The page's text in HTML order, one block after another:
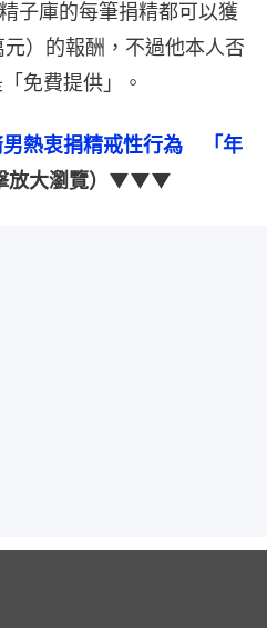
子庫的每筆捐精都可以獲
元）的報酬，不過他本人否
免費提供」。
熱衷捐精戒性行為　「年
放大瀏覽）▼▼▼